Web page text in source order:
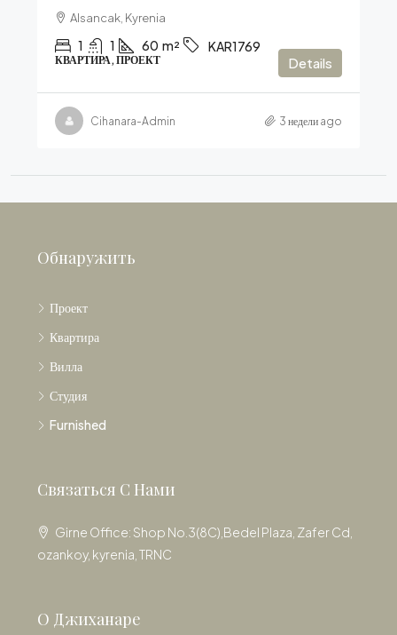
Alsancak, Kyrenia
1 1 60 m² KAR1769
КВАРТИРА, ПРОЕКТ Details
Cihanara-Admin 3 недели ago
Обнаружить
Проект
Квартира
Вилла
Студия
Furnished
Связаться С Нами
Girne Office: Shop No.3(8C),Bedel Plaza, Zafer Cd,
ozankoy, kyrenia, TRNC
О Джиханаре